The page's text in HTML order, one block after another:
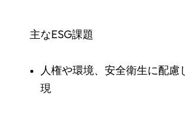
主なESG課題
人権や環境、安全衛生に配
現